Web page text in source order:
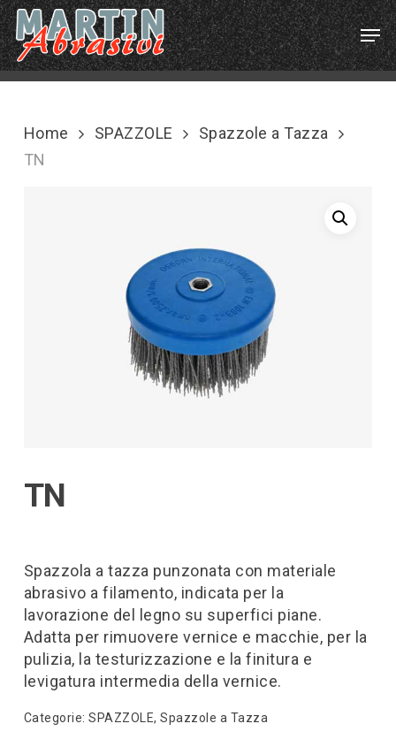
Skip
to
main
content
Home SPAZZOLE
Spazzole a Tazza
TN
TN
Spazzola a tazza punzonata con materiale
abrasivo a filamento, indicata per la
lavorazione del legno su superfici piane.
Adatta per rimuovere vernice e macchie, per la
pulizia, la testurizzazione e la finitura e
levigatura intermedia della vernice.
Categorie:SPAZZOLE,Spazzole a Tazza
Menu